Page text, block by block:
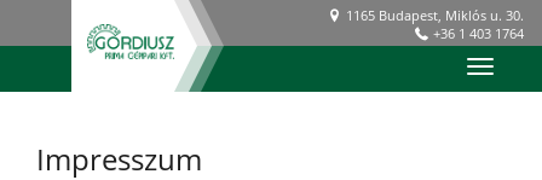
1165 Budapest, Miklós u. 30.
+36 1 403 1764
Toggle
Impresszum